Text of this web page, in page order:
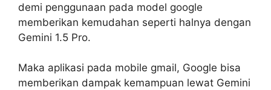
demi penggunaan pada model google
memberikan kemudahan seperti halnya dengan
Gemini 1.5 Pro.
Maka aplikasi pada mobile gmail, Google bisa
memberikan dampak kemampuan lewat Gemini